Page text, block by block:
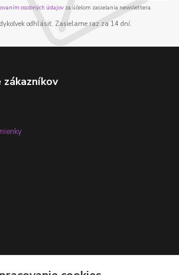
osobných údajov za účelom zasielania newslettera.
odhlásiť. Zasielame raz za 14 dní.